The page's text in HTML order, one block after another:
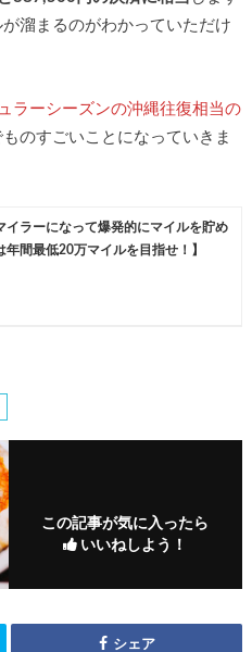
溜まるのがわかっていただけ
ラーシーズンの沖縄往復相当の
のすごいことになっていきま
イラーになって爆発的にマイルを貯め
年間最低20万マイルを目指せ！】
この記事が気に入ったら
いいねしよう！
シェア